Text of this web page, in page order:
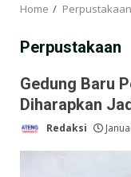
Home Perpustakaan
Perpustakaan
Gedung Baru
Diharapkan
Redaksi